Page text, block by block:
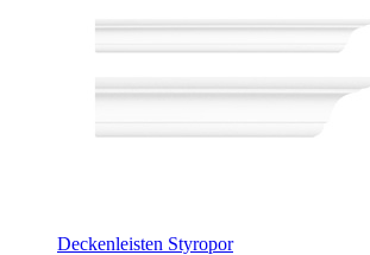
Deckenleisten Styropor